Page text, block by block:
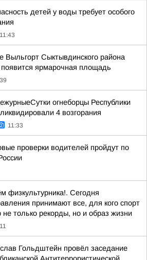
детей у воды требует особого
11:43
Выльгорт Сыктывдинского района
появится ярмарочная площадь
огнеборцы Республики
4 возгорания
11:33
проверки водителей пройдут по
физкультурника!. Сегодня
принимают все, для кого спорт
только рекорды, но и образ жизни
Гольдштейн провёл заседание